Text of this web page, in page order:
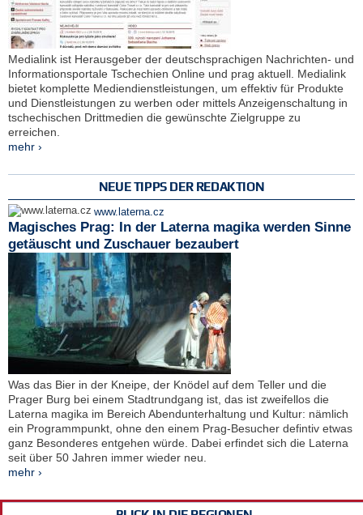
Medialink ist Herausgeber der deutschsprachigen Nachrichten- und
Informationsportale Tschechien Online und prag aktuell. Medialink
bietet komplette Mediendienstleistungen, um effektiv für Produkte
und Dienstleistungen zu werben oder mittels Anzeigenschaltung in
tschechischen Drittmedien die gewünschte Zielgruppe zu
erreichen.
mehr ›
NEUE TIPPS DER REDAKTION
www.laterna.cz
Magisches Prag: In der Laterna magika werden Sinne
getäuscht und Zuschauer bezaubert
Was das Bier in der Kneipe, der Knödel auf dem Teller und die
Prager Burg bei einem Stadtrundgang ist, das ist zweifellos die
Laterna magika im Bereich Abendunterhaltung und Kultur: nämlich
ein Programmpunkt, ohne den einem Prag-Besucher defintiv etwas
ganz Besonderes entgehen würde. Dabei erfindet sich die Laterna
seit über 50 Jahren immer wieder neu.
mehr ›